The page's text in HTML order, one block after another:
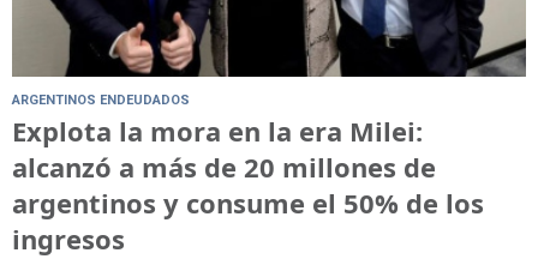
ARGENTINOS ENDEUDADOS
Explota la mora en la era Milei:
alcanzó a más de 20 millones de
argentinos y consume el 50% de los
ingresos